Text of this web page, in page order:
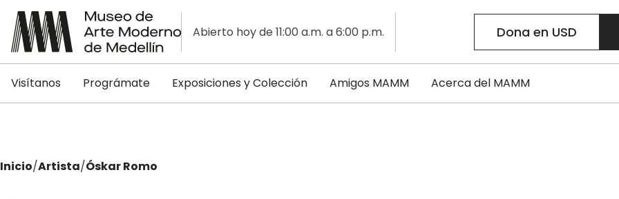
Abierto hoy de 11:00 a.m. a 6:00 p.m. Dona en USD
Visítanos Prográmate Exposiciones y Colección Amigos MAMM Acerca del MAMM
Inicio/Artista/Óskar Romo